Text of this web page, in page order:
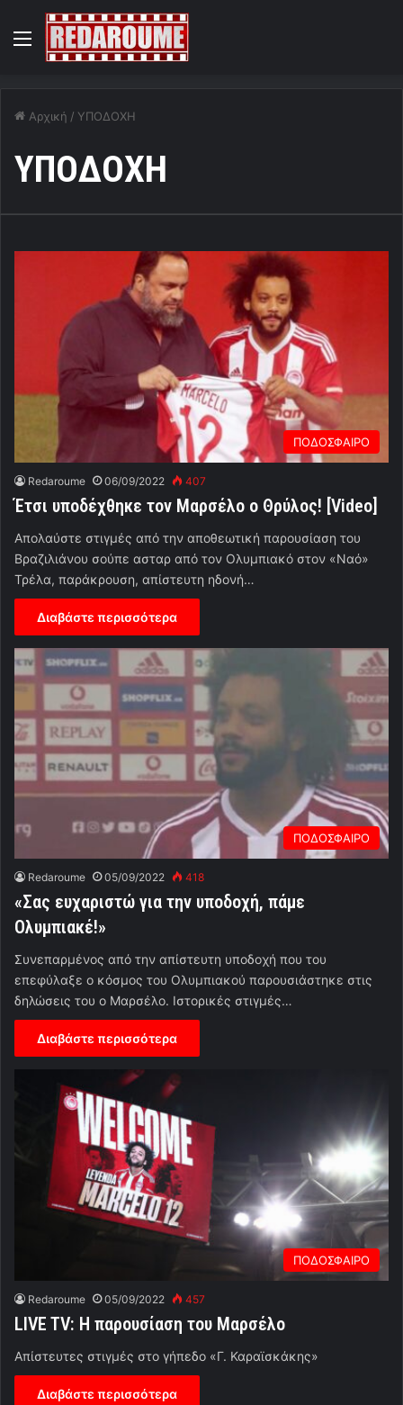
Menu
Αρχική / ΥΠΟΔΟΧΗ
ΥΠΟΔΟΧΗ
ΠΟΔΟΣΦΑΙΡΟ
Redaroume 06/09/2022 407
Έτσι υποδέχθηκε τον Μαρσέλο ο Θρύλος! [Video]
Απολαύστε στιγμές από την αποθεωτική παρουσίαση του
Βραζιλιάνου σούπε ασταρ από τον Ολυμπιακό στον «Ναό»
Τρέλα, παράκρουση, απίστευτη ηδονή…
Διαβάστε περισσότερα
ΠΟΔΟΣΦΑΙΡΟ
Redaroume 05/09/2022 418
«Σας ευχαριστώ για την υποδοχή, πάμε
Ολυμπιακέ!»
Συνεπαρμένος από την απίστευτη υποδοχή που του
επεφύλαξε ο κόσμος του Ολυμπιακού παρουσιάστηκε στις
δηλώσεις του ο Μαρσέλο. Ιστορικές στιγμές…
Διαβάστε περισσότερα
ΠΟΔΟΣΦΑΙΡΟ
Redaroume 05/09/2022 457
LIVE TV: Η παρουσίαση του Μαρσέλο
Απίστευτες στιγμές στο γήπεδο «Γ. Καραϊσκάκης»
Διαβάστε περισσότερα